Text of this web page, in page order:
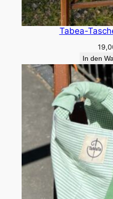
Tabea-
In den